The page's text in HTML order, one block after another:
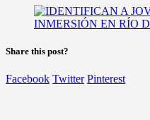
Share this post?
Facebook Twitter Pinterest